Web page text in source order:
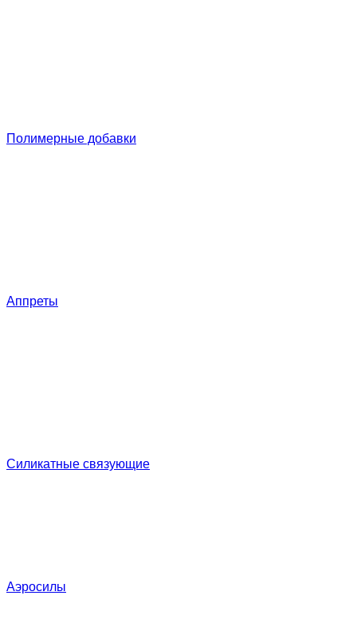
Полимерные добавки
Аппреты
Силикатные связующие
Аэросилы